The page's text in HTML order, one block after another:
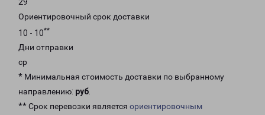
Ориентировочный срок доставки
10 - 10**
Дни отправки
ср
* Минимальная стоимость доставки по выбранному
направлению: руб.
** Срок перевозки является ориентировочным